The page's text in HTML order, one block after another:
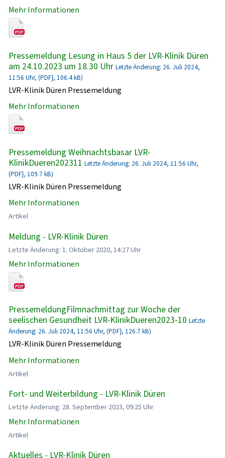
Mehr Informationen
Pressemeldung Lesung in Haus 5 der LVR-Klinik Düren
am 24.10.2023 um 18.30 Uhr Letzte Änderung: 26. Juli 2024,
11:56 Uhr, (PDF}, 106.4 kB)
LVR-Klinik Düren Pressemeldung
Mehr Informationen
Pressemeldung Weihnachtsbasar LVR-
KlinikDueren202311 Letzte Änderung: 26. Juli 2024, 11:56 Uhr,
(PDF}, 109.7 kB)
LVR-Klinik Düren Pressemeldung
Mehr Informationen
Artikel
Meldung - LVR-Klinik Düren
Letzte Änderung: 1. Oktober 2020, 14:27 Uhr
Mehr Informationen
PressemeldungFilmnachmittag zur Woche der
seelischen Gesundheit LVR-KlinikDueren2023-10 Letzte
Änderung: 26. Juli 2024, 11:56 Uhr, (PDF}, 126.7 kB)
LVR-Klinik Düren Pressemeldung
Mehr Informationen
Artikel
Fort- und Weiterbildung - LVR-Klinik Düren
Letzte Änderung: 28. September 2023, 09:25 Uhr
Mehr Informationen
Artikel
Aktuelles - LVR-Klinik Düren